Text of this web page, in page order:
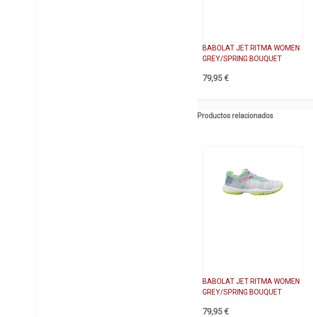
BABOLAT JET RITMA WOMEN
GREY/SPRING BOUQUET
79,95 €
Productos relacionados
BABOLAT JET RITMA WOMEN
GREY/SPRING BOUQUET
79,95 €